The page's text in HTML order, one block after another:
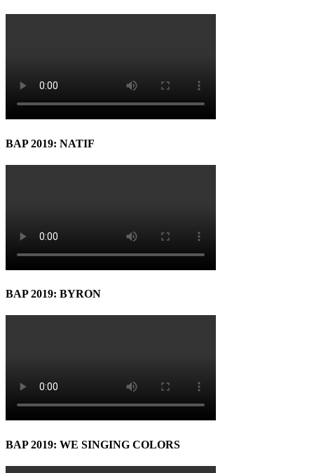
BAP 2019: NATIF
BAP 2019: BYRON
BAP 2019: WE SINGING COLORS